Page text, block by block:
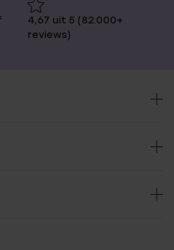
4,67 uit 5 (82.000+
reviews)